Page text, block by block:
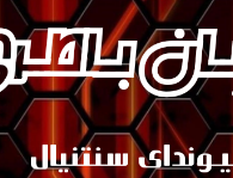
جک KMC/JAC
بهمن موتور
پارس خودرو
لیفان
برلیانس
70 امپر بلندR